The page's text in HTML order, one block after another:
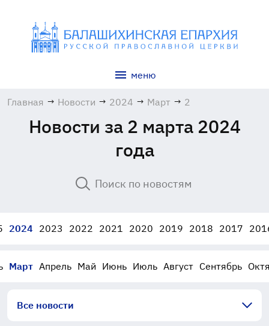
меню
Главная → Новости → 2024 → Март → 2
Новости за 2 марта 2024
года
2024 2023 2022 2021 2020 2019 2018 2017
Март Апрель Май Июнь Июль Август Сентябрь
Все новости